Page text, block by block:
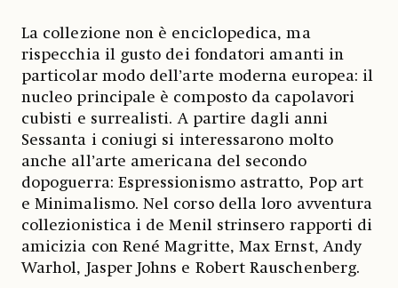
La collezione non è enciclopedica, ma
rispecchia il gusto dei fondatori amanti in
particolar modo dell’arte moderna europea: il
nucleo principale è composto da capolavori
cubisti e surrealisti. A partire dagli anni
Sessanta i coniugi si interessarono molto
anche all’arte americana del secondo
dopoguerra: Espressionismo astratto, Pop art
e Minimalismo. Nel corso della loro avventura
collezionistica i de Menil strinsero rapporti di
amicizia con René Magritte, Max Ernst, Andy
Warhol, Jasper Johns e Robert Rauschenberg.